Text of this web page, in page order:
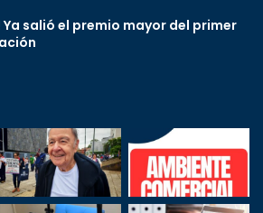
Ya salió el premio mayor del primer